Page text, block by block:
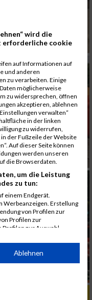
wird die
erforderliche cookie
auf Informationen auf
und anderen
zu verarbeiten. Einige
möglicherweise
zu widersprechen, öffnen
akzeptieren, ablehnen
verwalten“
in der linken
zu widerrufen,
der Fußzeile der Website
Auf dieser Seite können
werden unseren
die Browserdaten.
um die Leistung
zu tun:
einem Endgerät.
Werbeanzeigen. Erstellung
von Profilen zur
Profilen zur
Profilen zur Auswahl
durch Statistiken oder
Entwicklung und
weitergegeben und in die
Ablehnen